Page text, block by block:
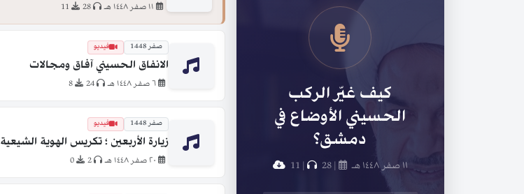
كيف غيّر الركب
الحسيني الأوضاع في
دمشق؟
١١ صفر ١٤٤٨ هـ |
28
11
28
صفر 1448 فيديو
الانفاق الحسيني آفاق ومجالات
٦ صفر ١٤٤٨ هـ 24
8
صفر 1448 فيديو
زيارة الأربعين ؛ تكريس الهوية الشيعية
2
0